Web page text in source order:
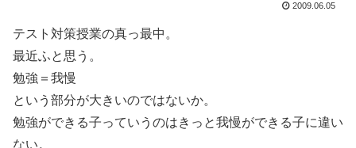
2009.06.05
テスト対策授業の真っ最中。
最近ふと思う。
勉強＝我慢
という部分が大きいのではないか。
勉強ができる子っていうのはきっと我慢ができる子に違い
ない。